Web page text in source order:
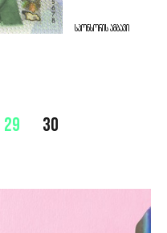
ᲡᲞᲝᲜᲡᲝᲠᲘᲡ ᲐᲛᲑᲐᲕᲘ
29 30